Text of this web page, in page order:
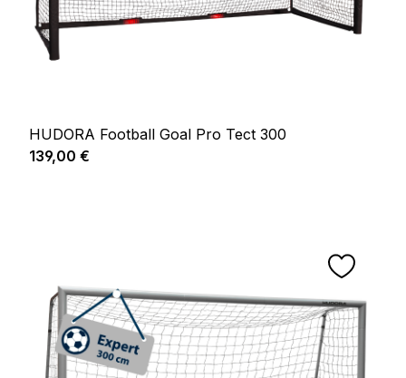
HUDORA Football Goal Pro Tect 300
Prix régulier :
139,00 €